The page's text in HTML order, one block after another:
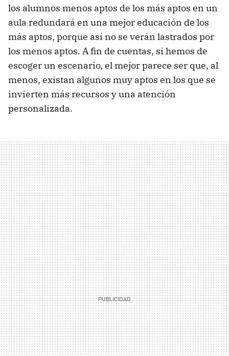
los alumnos menos aptos de los más aptos en un
aula redundará en una mejor educación de los
más aptos, porque así no se verán lastrados por
los menos aptos. A fin de cuentas, si hemos de
escoger un escenario, el mejor parece ser que, al
menos, existan algunos muy aptos en los que se
invierten más recursos y una atención
personalizada.